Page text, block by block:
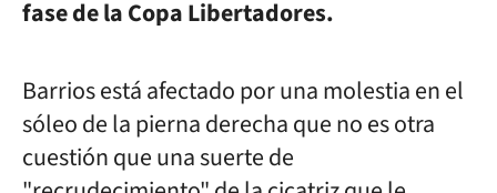
fase de la Copa Libertadores.
Barrios está afectado por una molestia en el
sóleo de la pierna derecha que no es otra
cuestión que una suerte de